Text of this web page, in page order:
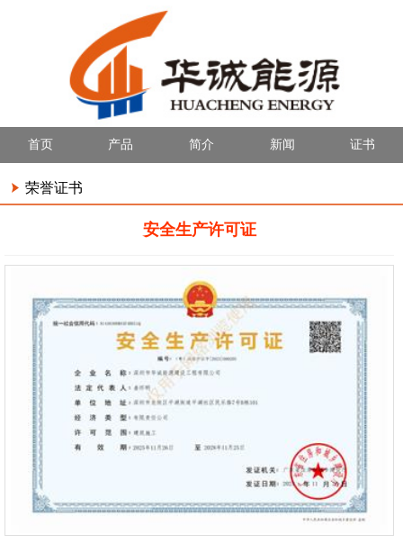
首页 产品 简介 新闻 证书
荣誉证书
安全生产许可证